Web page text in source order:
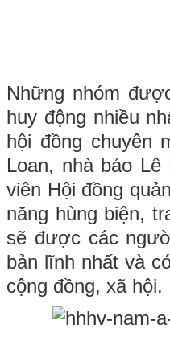
Những nhóm
huy động nhiều
hội đồng chuyên
Loan, nhà báo
viên Hội đồng
năng hùng biện,
sẽ được các
bản lĩnh nhất và
cộng đồng, xã hội.